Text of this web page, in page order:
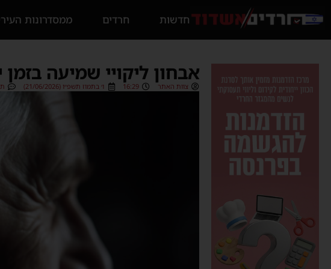
חדשות חרדים ממסדרונות
אבחון ליקויי שמיעה
צוות האתר 16:29 ו׳ בתמוז תשפ״ו (21/06/2026)